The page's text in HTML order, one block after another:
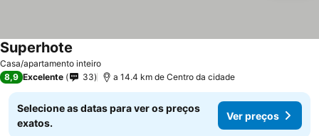
Casa/apartamento inteiro
Superhote
8,9 Excelente 33 a 14.4 km de Centro da cidade
Selecione as datas para ver os preços
exatos.
Ver preços